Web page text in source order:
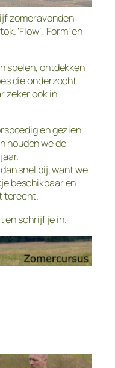
zomeravonden
‘Flow’, ‘Form’ en
spelen, ontdekken
die onderzocht
zeker ook in
en gezien
houden we de
snel bij, want we
beschikbaar en
terecht.
en schrijf je in.